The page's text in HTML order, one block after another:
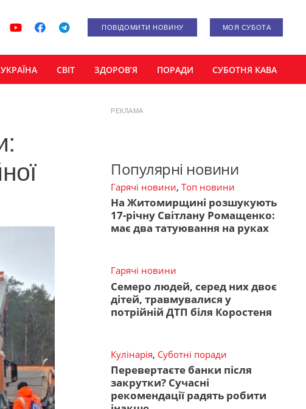
ПОВІДОМИТИ НОВИНУ МОЯ СУБОТА
УКРАЇНА СВІТ ЗДОРОВ’Я ПОРАДИ СУБОТНЯ КАВА
РЕКЛАМА
Популярні новини
Гарячі новини, Топ новини
На Житомирщині розшукують
17-річну Світлану Ромащенко:
має два татуювання на руках
Гарячі новини
Семеро людей, серед них двоє
дітей, травмувалися у
потрійній ДТП біля Коростеня
Кулінарія, Суботні поради
Перевертаєте банки після
закрутки? Сучасні
рекомендації радять робити